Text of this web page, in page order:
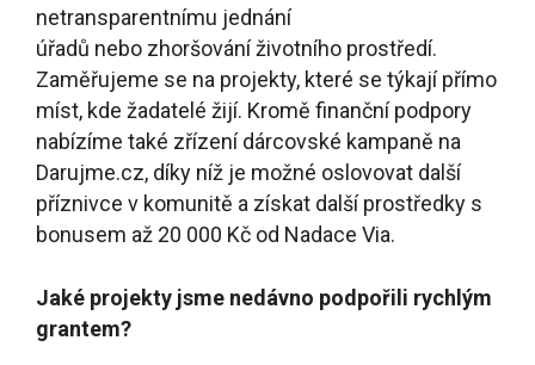
netransparentnímu jednání
úřadů nebo zhoršováníživotního prostředí.
Zaměřujeme se na projekty, které se týkají přímo
míst, kde žadatelé žijí. Kromě finanční podpory
nabízíme také zřízení dárcovské kampaně na
Darujme.cz, díky níž je možné oslovovat další
příznivce v komunitě a získat další prostředky s
bonusem až 20 000 Kč od Nadace Via.
Jaké projekty jsme nedávno podpořili rychlým
grantem?